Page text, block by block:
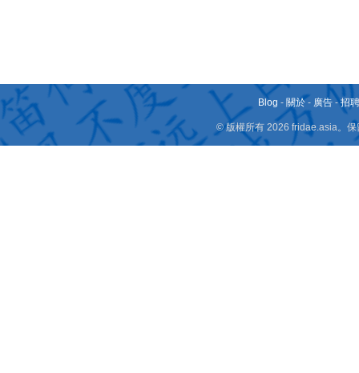
Blog - 關於 - 廣告 -招
© 版權所有 2026 fridae.asia。